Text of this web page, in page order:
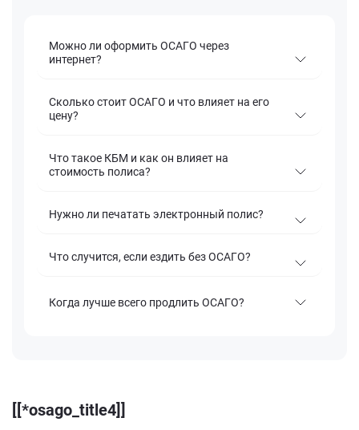
Можно ли оформить ОСАГО через
интернет?
Сколько стоит ОСАГО и что влияет на его
цену?
Что такое КБМ и как он влияет на
стоимость полиса?
Нужно ли печатать электронный полис?
Что случится, если ездить без ОСАГО?
Когда лучше всего продлить ОСАГО?
[[*osago_title4]]